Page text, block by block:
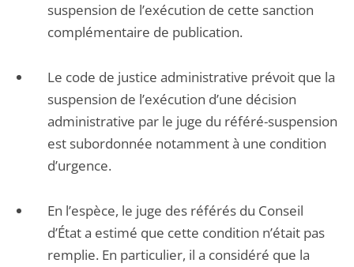
suspension de l’exécution de cette sanction
complémentaire de publication.
Le code de justice administrative prévoit que la
suspension de l’exécution d’une décision
administrative par le juge du référé-suspension
est subordonnée notamment à une condition
d’urgence.
En l’espèce, le juge des référés du Conseil
d’État a estimé que cette condition n’était pas
remplie. En particulier, il a considéré que la